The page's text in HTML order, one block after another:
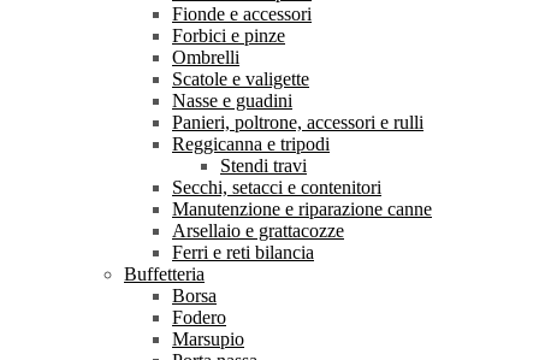
Fionde e accessori
Forbici e pinze
Ombrelli
Scatole e valigette
Nasse e guadini
Panieri, poltrone, accessori e rulli
Reggicanna e tripodi
Stendi travi
Secchi, setacci e contenitori
Manutenzione e riparazione canne
Arsellaio e grattacozze
Ferri e reti bilancia
Buffetteria
Borsa
Fodero
Marsupio